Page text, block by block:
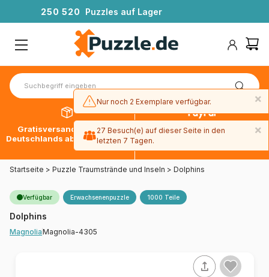
250 520 Puzzles auf Lager
Gratisversand innerhalb
Deutschlands ab 49 € mit DPD
30 Tage später bezahlen
Startseite > Puzzle Traumstrände und Inseln > Dolphins
Verfügbar Erwachsenenpuzzle 1000 Teile
Dolphins
MagnoliaMagnolia-4305
×
Nur noch 2 Exemplare verfügbar.
×
27 Besuch(e) auf dieser Seite in den
letzten 7 Tagen.